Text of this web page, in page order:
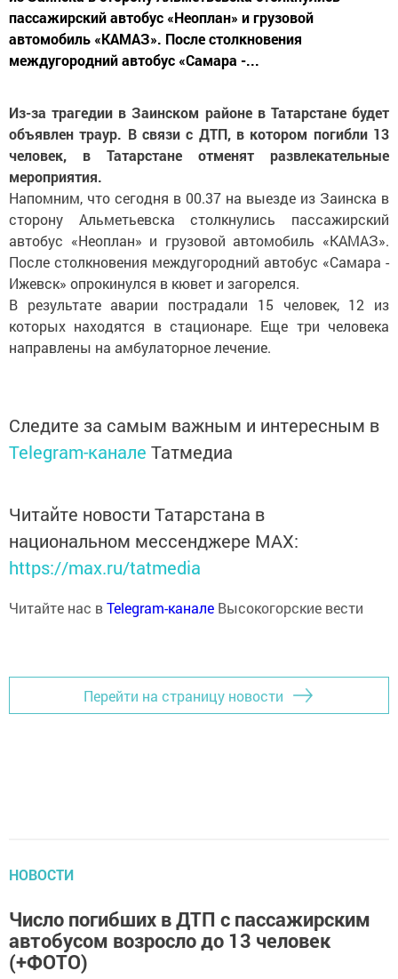
пассажирский автобус «Неоплан» и грузовой
автомобиль «КАМАЗ». После столкновения
междугородний автобус «Самара -...
Из-за трагедии в Заинском районе в Татарстане будет
объявлен траур. В связи с ДТП, в котором погибли 13
человек, в Татарстане отменят развлекательные
мероприятия.
Напомним, что сегодня в 00.37 на выезде из Заинска в
сторону Альметьевска столкнулись пассажирский
автобус «Неоплан» и грузовой автомобиль «КАМАЗ».
После столкновения междугородний автобус «Самара -
Ижевск» опрокинулся в кювет и загорелся.
В результате аварии пострадали 15 человек, 12 из
которых находятся в стационаре. Еще три человека
направлены на амбулаторное лечение.
Следите за самым важным и интересным в
Telegram-канале Татмедиа
Читайте новости Татарстана в
национальном мессенджере MАХ:
https://max.ru/tatmedia
Читайте нас вTelegram-канале Высокогорские вести
Перейти на страницу новости
НОВОСТИ
Число погибших в ДТП с пассажирским
автобусом возросло до 13 человек
(+ФОТО)